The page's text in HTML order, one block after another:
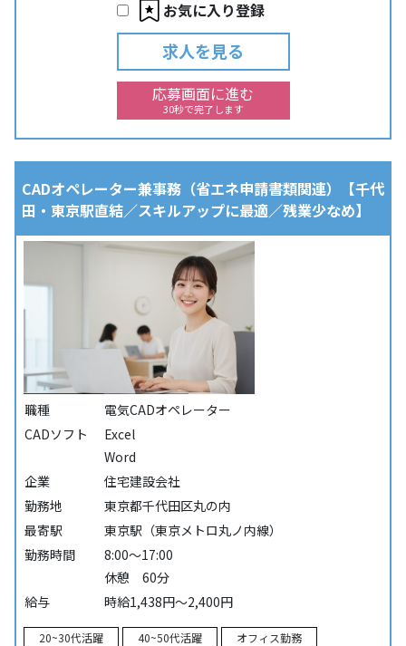
お気に入り登録
求人を見る
応募画面に進む
30秒で完了します
CADオペレーター兼事務（省エネ申請書類関連）【千代
田・東京駅直結／スキルアップに最適／残業少なめ】
職種
電気CADオペレーター
CADソフト
Excel
Word
企業
住宅建設会社
勤務地
東京都千代田区丸の内
最寄駅
東京駅（東京メトロ丸ノ内線）
勤務時間
8:00～17:00
休憩 60分
給与
時給1,438円～2,400円
20~30代活躍 40~50代活躍
オフィス勤務